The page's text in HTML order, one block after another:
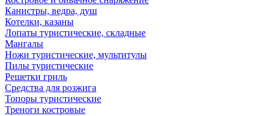
Канистры, ведра, душ
Котелки, казаны
Лопаты туристические, складные
Мангалы
Ножи туристические, мультитулы
Пилы туристические
Решетки гриль
Средства для розжига
Топоры туристические
Треноги костровые